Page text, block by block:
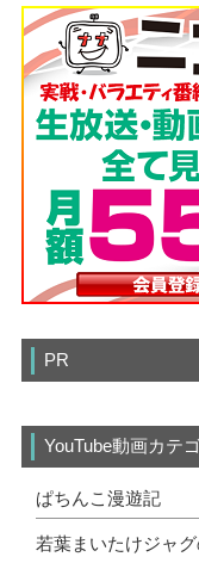
PR
YouTube動画カテ
ぱちんこ漫遊記
若葉まいたけジャ